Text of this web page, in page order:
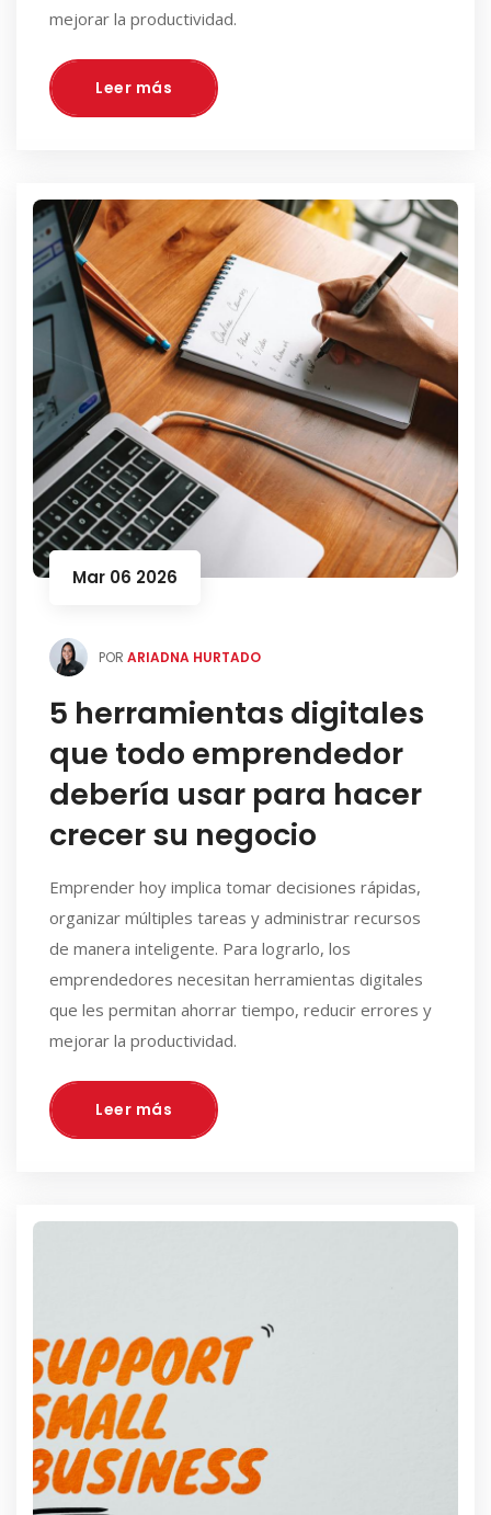
mejorar la productividad.
Leer más
Mar 06 2026
POR ARIADNA HURTADO
5 herramientas digitales
que todo emprendedor
debería usar para hacer
crecer su negocio
Emprender hoy implica tomar decisiones rápidas,
organizar múltiples tareas y administrar recursos
de manera inteligente. Para lograrlo, los
emprendedores necesitan herramientas digitales
que les permitan ahorrar tiempo, reducir errores y
mejorar la productividad.
Leer más